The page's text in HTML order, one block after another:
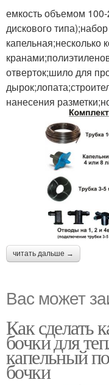
емкость объемом
дискового
капельная;несколько
отверток;шило для
нанесения
читать дальше →
Вас может
Как сделать
бочки для
капельный
бочки